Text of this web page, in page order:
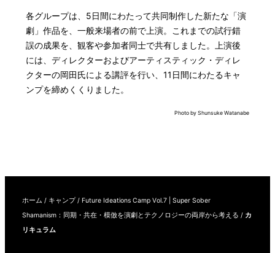
各グループは、5日間にわたって共同制作した新たな「演
劇」作品を、一般来場者の前で上演。これまでの試行錯
誤の成果を、観客や参加者同士で共有しました。上演後
には、ディレクターおよびアーティスティック・ディレ
クターの岡田氏による講評を行い、11日間にわたるキャ
ンプを締めくくりました。
Photo by Shunsuke Watanabe
ホーム / キャンプ/ Future Ideations Camp Vol.7 | Super Sober
Shamanism：同期・共在・模倣を演劇とテクノロジーの両岸から考える / カ
リキュラム